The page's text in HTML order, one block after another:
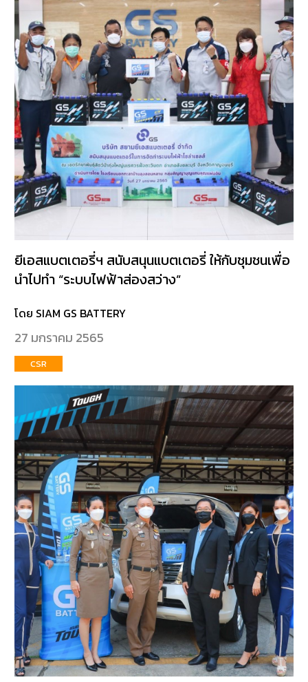
ยีเอสแบตเตอรี่ฯ สนับสนุนแบตเตอรี่ ให้กับชุมชนเพื่อ
นำไปทำ “ระบบไฟฟ้าส่องสว่าง”
โดย SIAM GS BATTERY
27 มกราคม 2565
CSR